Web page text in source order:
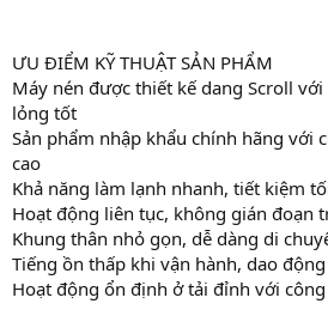
ƯU ĐIỂM KỸ THUẬT SẢN PHẨM
Máy nén được thiết kế dang Scroll
lỏng tốt
Sản phẩm nhập khẩu chính hãng với
cao
Khả năng làm lạnh nhanh, tiết kiệm
Hoạt động liên tục, không gián đoạn
Khung thân nhỏ gọn, dễ dàng di
Tiếng ồn thấp khi vận hành, dao
Hoạt động ổn định ở tải đỉnh với